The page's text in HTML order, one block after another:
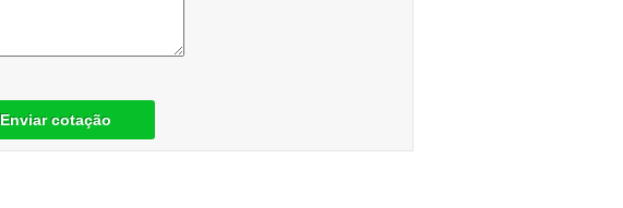
Enviar cotação